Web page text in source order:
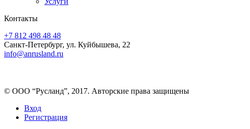
Контакты
+7 812 498 48 48
Санкт-Петербург, ул. Куйбышева, 22
info@anrusland.ru
© ООО “Русланд”, 2017. Авторские права защищены
Вход
Регистрация